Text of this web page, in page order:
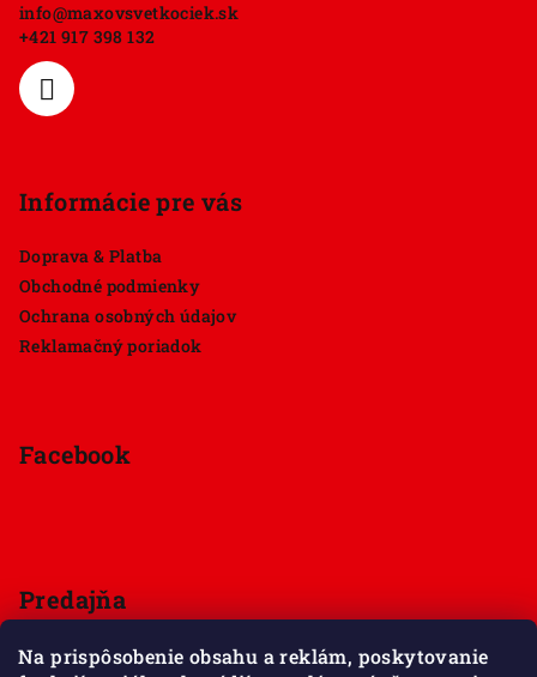
Na prispôsobenie obsahu a reklám, poskytovanie
info@maxovsvetkociek.sk
+421 917 398 132
Informácie pre vás
Doprava & Platba
Obchodné podmienky
Ochrana osobných údajov
Reklamačný poriadok
Facebook
Predajňa
Štúrova 33, 949 01 Nitra